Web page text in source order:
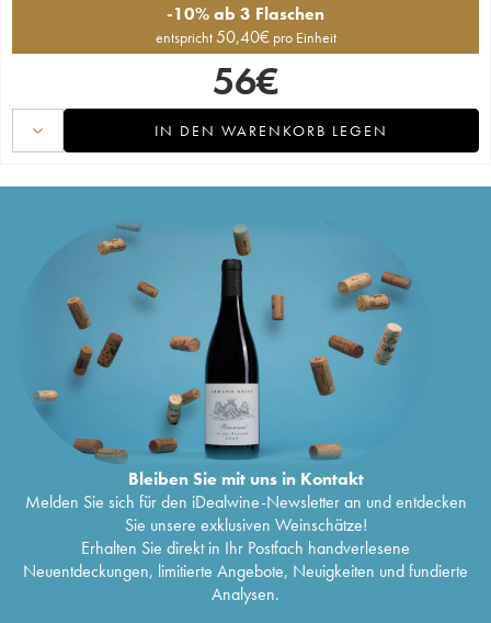
-10% ab 3 Flaschen
entspricht50,40€ pro Einheit
56€
IN DEN WARENKORB LEGEN
Bleiben Sie mit uns in Kontakt
Melden Sie sich für den iDealwine-Newsletter an und entdecken
Sie unsere exklusiven Weinschätze!
Erhalten Sie direkt in Ihr Postfach handverlesene
Neuentdeckungen, limitierte Angebote, Neuigkeiten und fundierte
Analysen.